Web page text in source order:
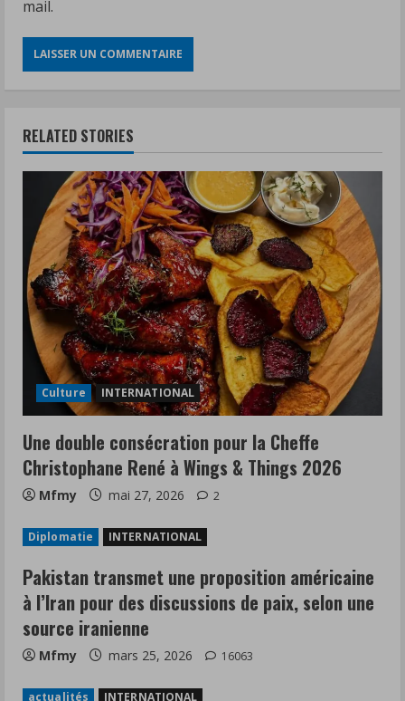
mail.
RELATED STORIES
Culture INTERNATIONAL
Une double consécration pour la Cheffe
Christophane René à Wings & Things 2026
Mfmy mai 27, 2026 2
Diplomatie INTERNATIONAL
Pakistan transmet une proposition américaine
à l’Iran pour des discussions de paix, selon une
source iranienne
Mfmy mars 25, 2026 16063
actualités INTERNATIONAL